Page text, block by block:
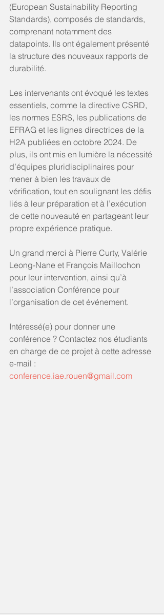
(European Sustainability Reporting
Standards), composés de standards,
comprenant notamment des
datapoints. Ils ont également présenté
la structure des nouveaux rapports de
durabilité.
Les intervenants ont évoqué les textes
essentiels, comme la directive CSRD,
les normes ESRS, les publications de
EFRAG et les lignes directrices de la
H2A publiées en octobre 2024. De
plus, ils ont mis en lumière la nécessité
d’équipes pluridisciplinaires pour
mener à bien les travaux de
vérification, tout en soulignant les défis
liés à leur préparation et à l’exécution
de cette nouveauté en partageant leur
propre expérience pratique.
Un grand merci à Pierre Curty, Valérie
Leong-Nane et François Maillochon
pour leur intervention, ainsi qu’à
l’association Conférence pour
l’organisation de cet événement.
Intéressé(e) pour donner une
conférence ? Contactez nos étudiants
en charge de ce projet à cette adresse
e-mail :
conference.iae.rouen@gmail.com